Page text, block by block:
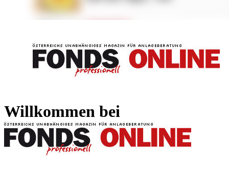
Willkommen bei